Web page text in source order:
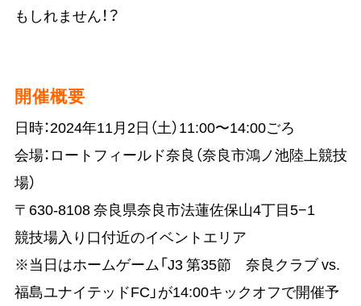
もしれません！？
開催概要
日時：2024年11月2日（土）11:00〜14:00ごろ
会場：ロートフィールド奈良（奈良市鴻ノ池陸上競技
場）
〒630-8108 奈良県奈良市法蓮佐保山4丁目5−1
競技場入り口付近のイベントエリア
※当日はホームゲーム「J3 第35節 奈良クラブ vs.
福島ユナイテッドFC」が14:00キックオフで開催予